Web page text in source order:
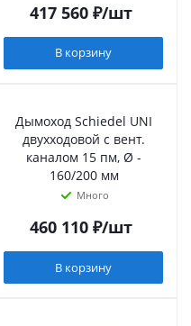
417 560₽/шт
В корзину
Дымоход Schiedel UNI
двухходовой с вент.
каналом 15 пм, Ø -
160/200 мм
Много
460 110₽/шт
В корзину